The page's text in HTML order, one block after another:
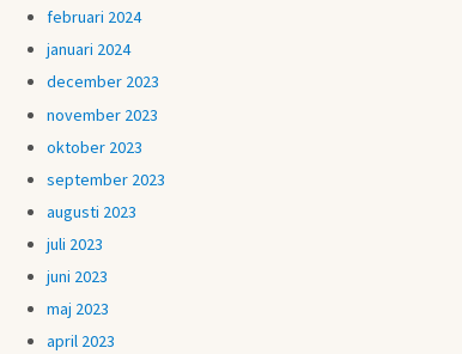
februari 2024
januari 2024
december 2023
november 2023
oktober 2023
september 2023
augusti 2023
juli 2023
juni 2023
maj 2023
april 2023